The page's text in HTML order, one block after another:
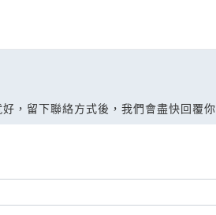
，留下聯絡方式後，我們會盡快回覆你